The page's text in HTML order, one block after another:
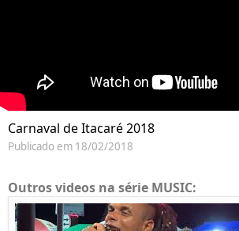
Carnaval de Itacaré 2018
Publicado em 18/02/2018
Outros videos na série MUSIC: